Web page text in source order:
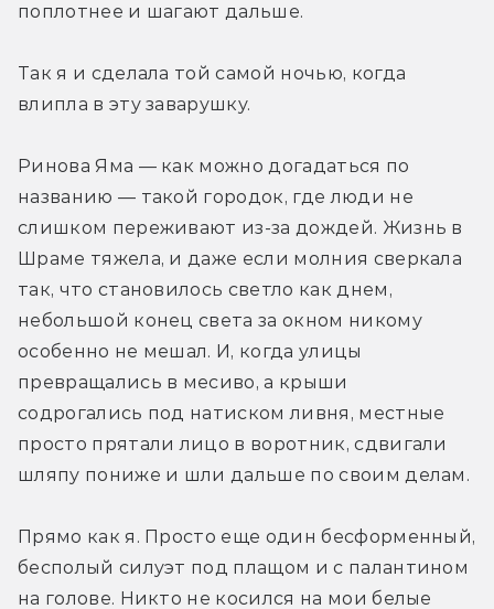
поплотнее и шагают дальше.
Так я и сделала той самой ночью, когда
влипла в эту заварушку.
Ринова Яма — как можно догадаться по
названию — такой городок, где люди не
слишком переживают из-за дождей. Жизнь в
Шраме тяжела, и даже если молния сверкала
так, что становилось светло как днем,
небольшой конец света за окном никому
особенно не мешал. И, когда улицы
превращались в месиво, а крыши
содрогались под натиском ливня, местные
просто прятали лицо в воротник, сдвигали
шляпу пониже и шли дальше по своим делам.
Прямо как я. Просто еще один бесформенный,
бесполый силуэт под плащом и с палантином
на голове. Никто не косился на мои белые